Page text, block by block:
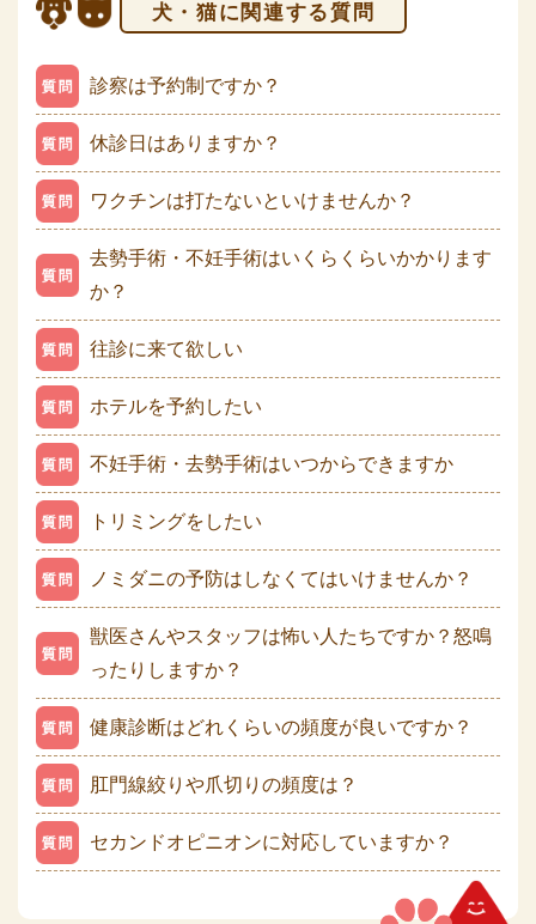
犬・猫に関連する質問
診察は予約制ですか？
休診日はありますか？
ワクチンは打たないといけませんか？
去勢手術・不妊手術はいくらくらいかかります
か？
往診に来て欲しい
ホテルを予約したい
不妊手術・去勢手術はいつからできますか
トリミングをしたい
ノミダニの予防はしなくてはいけませんか？
獣医さんやスタッフは怖い人たちですか？怒鳴
ったりしますか？
健康診断はどれくらいの頻度が良いですか？
肛門線絞りや爪切りの頻度は？
セカンドオピニオンに対応していますか？